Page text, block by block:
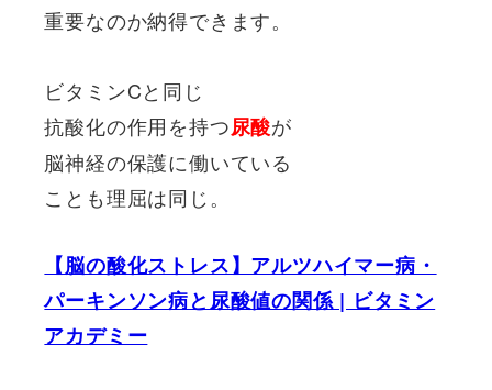
重要なのか納得できます。
ビタミンCと同じ
抗酸化の作用を持つ尿酸が
脳神経の保護に働いている
ことも理屈は同じ。
【脳の酸化ストレス】アルツハイマー病・
パーキンソン病と尿酸値の関係 | ビタミン
アカデミー